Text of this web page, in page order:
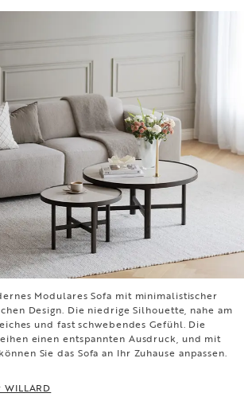
Modulares Sofa mit minimalistischer
Design. Die niedrige Silhouette, nahe am
und fast schwebendes Gefühl. Die
einen entspannten Ausdruck, und mit
Sie das Sofa an Ihr Zuhause anpassen.